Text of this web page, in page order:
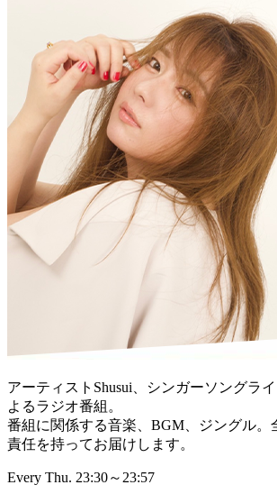
アーティストShusui、シンガーソングラ
よるラジオ番組。
番組に関係する音楽、BGM、ジングル。
責任を持ってお届けします。
Every Thu. 23:30～23:57